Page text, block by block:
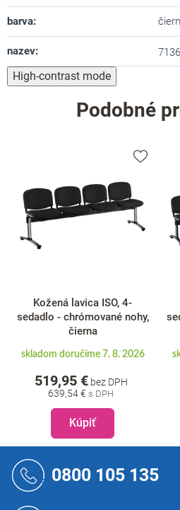
barva:
nazev: 7136
High-contrast mode
Podobné
Kožená lavica ISO, 4-
sedadlo - chrómované nohy,
čierna
skladom doručíme 7. 8. 2026
639,54 €
519,95 €bez DPH
Kúpiť
0800 105 135